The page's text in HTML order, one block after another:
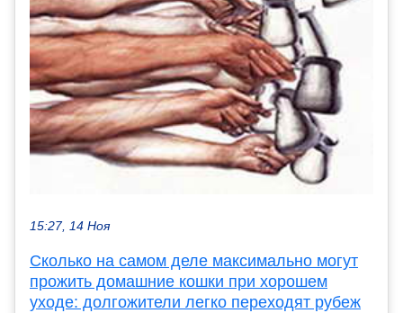
15:27, 14 Ноя
Сколько на самом деле максимально могут
прожить домашние кошки при хорошем
уходе: долгожители легко переходят рубеж